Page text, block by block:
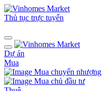
Thủ tục trực tuyến
Dự án
Mua
Mua chuyển nhượng
Mua chủ đầu tư